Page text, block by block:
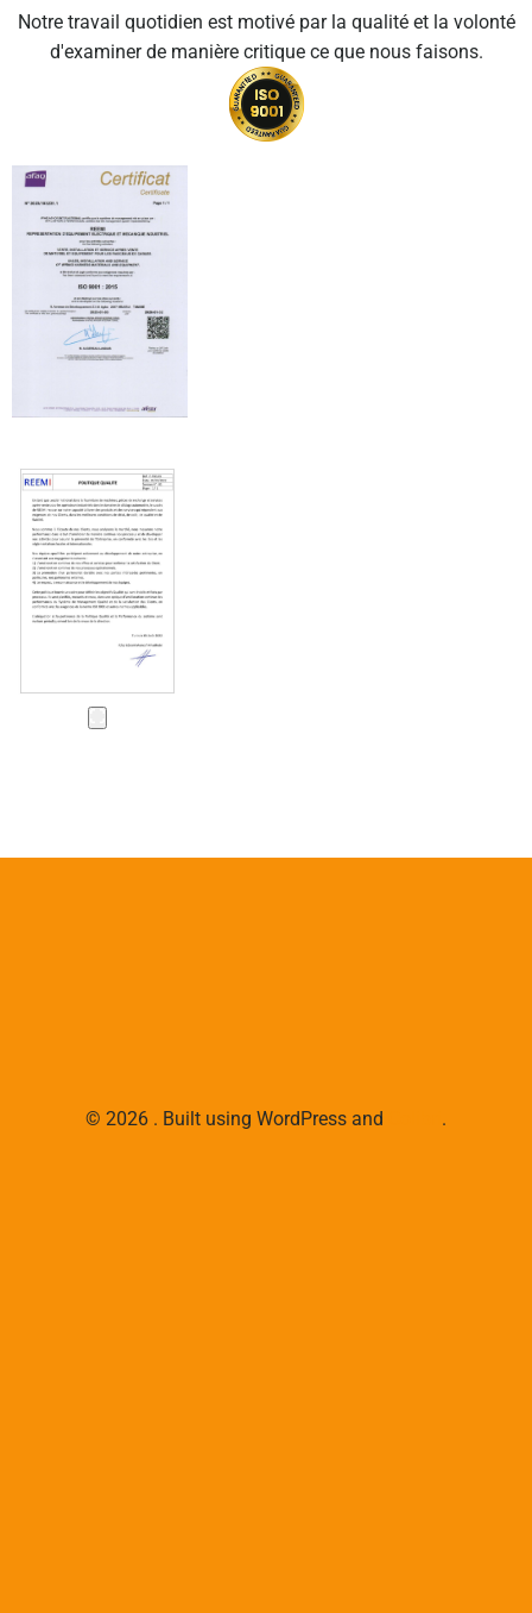
Notre travail quotidien est motivé par la qualité et la volonté
d'examiner de manière critique ce que nous faisons.
© 2026 . Built using WordPress and .